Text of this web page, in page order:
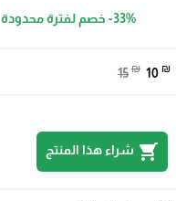
-33%خصم لفترة محدودة
15 ₪ 10 ₪
shopping_cart شراء هذا المنتج